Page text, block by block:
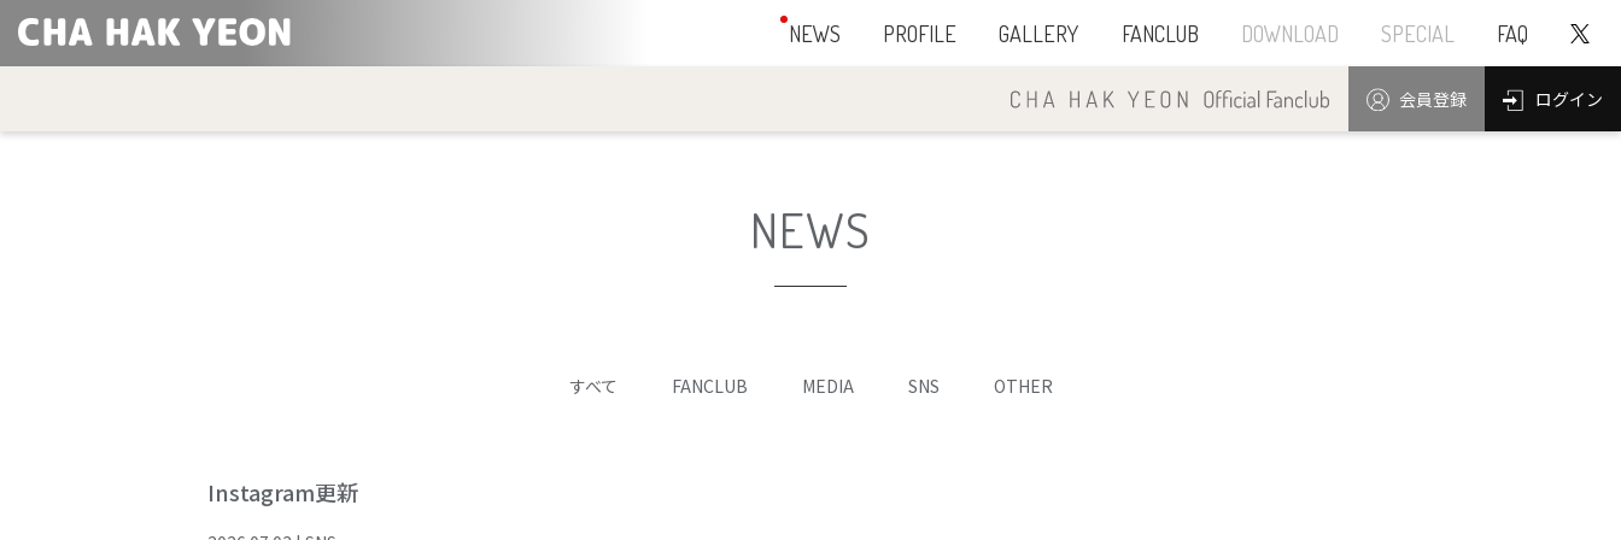
NEWS PROFILE GALLERY FANCLUB DOWNLOAD SPECIAL FAQ
会員登録 ログイン
NEWS
すべて FANCLUB MEDIA SNS OTHER
Instagram更新